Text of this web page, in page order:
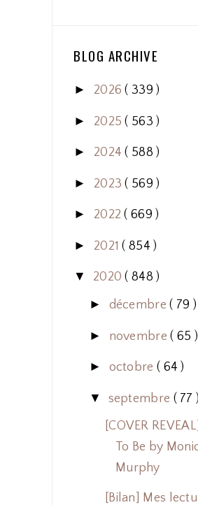
BLOG ARCHIVE
► 2026( 339 )
► 2025( 563 )
► 2024( 588 )
► 2023( 569 )
► 2022( 669 )
► 2021( 854 )
▼ 2020( 848 )
► décembre( 79 )
► novembre( 65 )
► octobre ( 64 )
▼ septembre ( 77 )
[COVER
To Be by
Murphy
[Bilan] Mes